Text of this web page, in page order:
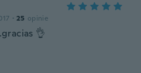
· 25 opinie
👌